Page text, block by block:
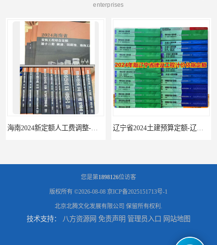
enterprises
您是第1898126位访客
版权所有 ©2026-08-08 京ICP备2025151713号-1
北京北腾文化发展有限公司 保留所有权利.
技术支持： 八方资源网 免责声明 管理员入口 网站地图